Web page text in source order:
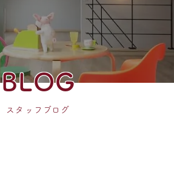
BLOG
スタッフブログ